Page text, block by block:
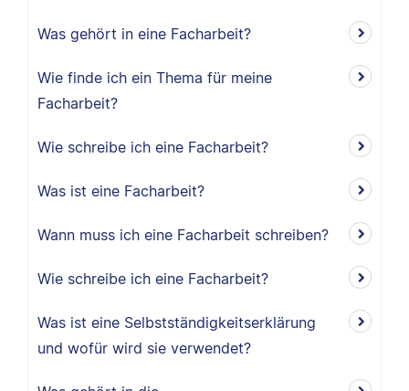
Was gehört in eine Facharbeit?
Wie finde ich ein Thema für meine
Facharbeit?
Wie schreibe ich eine Facharbeit?
Was ist eine Facharbeit?
Wann muss ich eine Facharbeit schreiben?
Wie schreibe ich eine Facharbeit?
Was ist eine Selbstständigkeitserklärung
und wofür wird sie verwendet?